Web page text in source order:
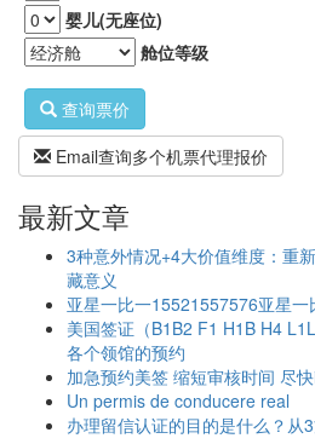
婴儿(无座位)
舱位等级
查询票价
Email查询多个机票代理报价
最新文章
3种意外情况+4大价值维度：重
藏意义
亚星一比一15521557576亚星
美国签证（B1B2 F1 H1B H4
各个领馆的预约
加急预约美签 缩短审核时间 尽
Un permis de conducere real
办理留信认证的目的是什么？从